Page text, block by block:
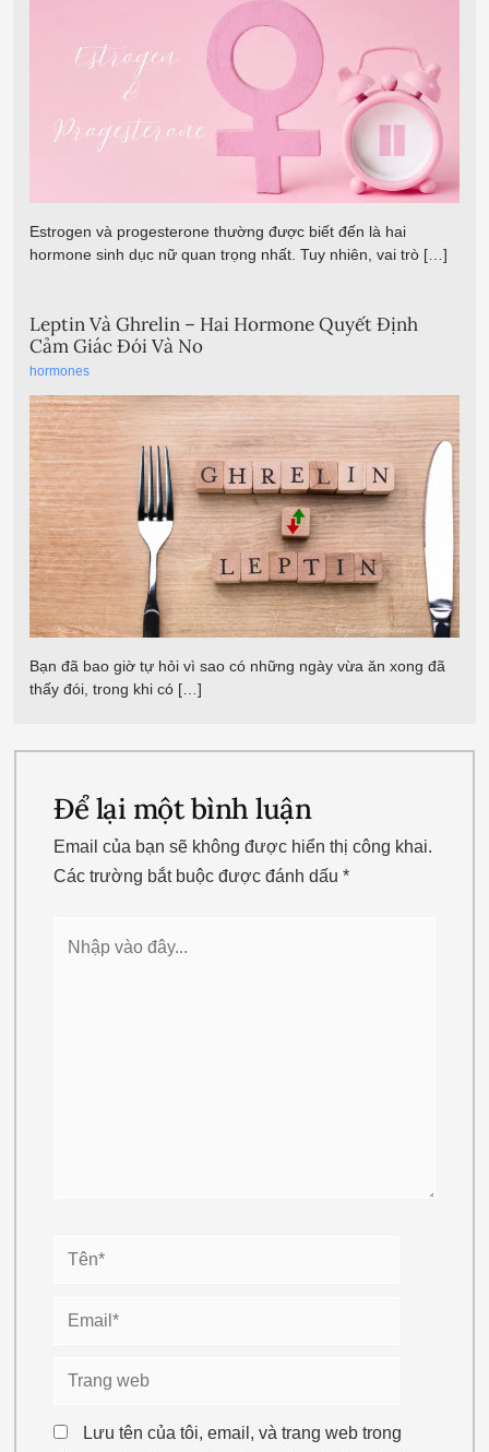
Estrogen và progesterone thường được biết đến là hai
hormone sinh dục nữ quan trọng nhất. Tuy nhiên, vai trò […]
Leptin Và Ghrelin – Hai Hormone Quyết Định
Cảm Giác Đói Và No
hormones
Bạn đã bao giờ tự hỏi vì sao có những ngày vừa ăn xong đã
thấy đói, trong khi có […]
Để lại một bình luận
Email của bạn sẽ không được hiển thị công khai.
Các trường bắt buộc được đánh dấu*
Tên*
Email*
Trang
Lưu tên của tôi, email, và trang web trong